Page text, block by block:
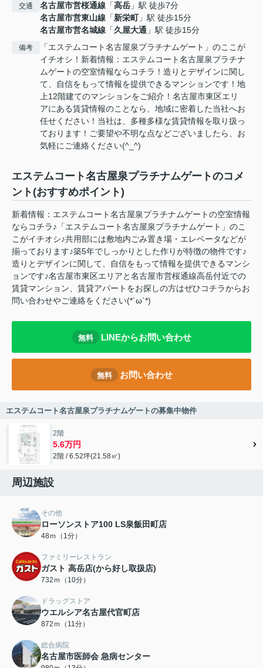
交通 名古屋市営桜通線 「高岳 」駅 徒歩7分
名古屋市営東山線 「新栄町」駅 徒歩15分
名古屋市営名城線 「久屋大通 」駅 徒歩15分
備考
「エステムコート名古屋泉プラチナムゲート」のここが
イチオシ！新着情報：エステムコート名古屋泉プラチナ
ムゲートの空室情報ならコチラ！造りとデザインに関し
て、自信をもって情報を提供できるマンションです！地
上12階建てのマンションをご紹介！名古屋市東区エリ
アにある賃貸情報のことなら、地域に密着した当社へお
任せください！当社は、多種多様な賃貸情報を取り扱っ
ております！ご要望や不明な点などございましたら、お
気軽にご連絡ください(^_^)
エステムコート名古屋泉プラチナムゲートのコメ
ント(おすすめポイント)
新着情報：エステムコート名古屋泉プラチナムゲートの空室情報
ならコチラ♪「エステムコート名古屋泉プラチナムゲート」のこ
こがイチオシ♪共用部には敷地内ごみ置き場・エレベータなどが
揃っております♪築5年でしっかりとした作りが特徴の物件です♪
造りとデザインに関して、自信をもって情報を提供できるマンシ
ョンです♪名古屋市東区エリアと名古屋市営桜通線高岳付近での
賃貸マンション、賃貸アパートをお探しの方はぜひコチラからお
問い合わせやご連絡をください(*´ω`*)
無料 LINEからお問い合わせ
無料 お問い合わせ
エステムコート名古屋泉プラチナムゲートの募集中物件
2階
5.6万円
2階 / 6.52坪(21.58㎡)
周辺施設
その他
ローソンストア100 LS泉飯田町店
48ｍ（1分）
ファミリーレストラン
ガスト 高岳店(から好し取扱店)
732ｍ（10分）
ドラッグストア
ウエルシア名古屋代官町店
872ｍ（11分）
総合病院
名古屋市医師会 急病センター